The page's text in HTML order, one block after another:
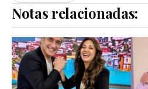
Notas relacionadas: